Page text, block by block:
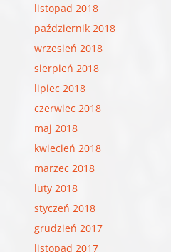
listopad 2018
październik 2018
wrzesień 2018
sierpień 2018
lipiec 2018
czerwiec 2018
maj 2018
kwiecień 2018
marzec 2018
luty 2018
styczeń 2018
grudzień 2017
listopad 2017